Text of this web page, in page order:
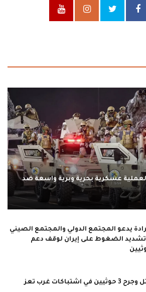
عسكرية بحرية وبرية واسعة ضد
يدعو المجتمع الدولي والمجتمع الصيني
تشديد الضغوط على إيران لوقف دعم
في اشتباكات غرب تعز